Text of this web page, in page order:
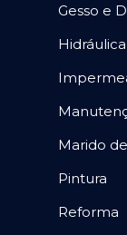
Gesso e
Hidráulica
Marido
Pintura
Reforma